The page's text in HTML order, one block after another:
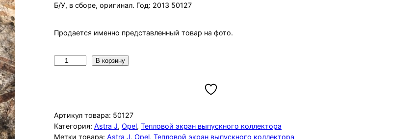
Б/У, в сборе, оригинал. Год: 2013 50127
Продается именно представленный товар на фото.
ч
е
В корзину
Артикул товара: 50127
Категория: Astra J, Opel, Тепловой экран выпускного коллектора
Метки товара: Astra J, Opel, Тепловой экран выпускного коллектора